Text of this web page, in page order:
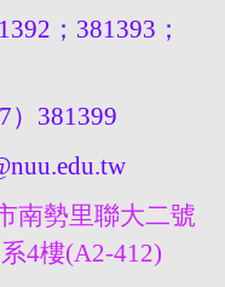
；381393；
）381399
南勢里聯大二號
4樓(A2-412)